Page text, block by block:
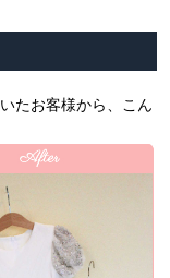
たお客様から、こん